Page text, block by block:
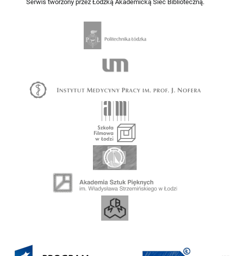
Serwis tworzony przez Łódzką Akademicką Sieć Biblioteczną.